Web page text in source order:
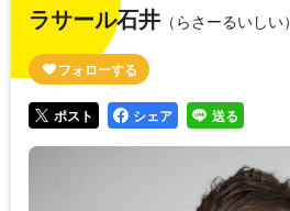
ラサール石井 （らさーるいしい）
ポスト シェア 送る